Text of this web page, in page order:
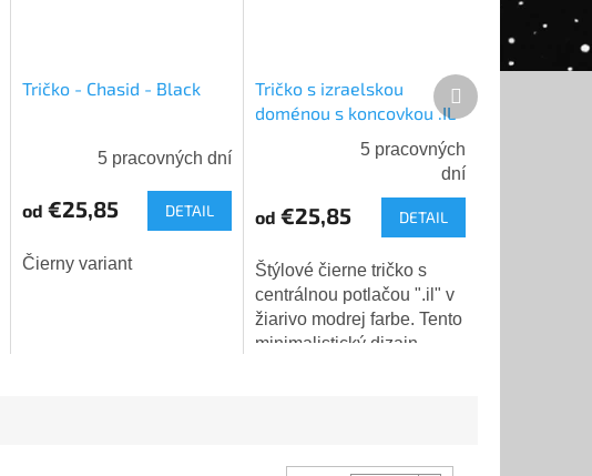
Tričko - Chasid - Black
5 pracovných dní
od €25,85 DETAIL
Čierny variant
Tričko s izraelskou
doménou s koncovkou .IL
produktu
5,0
z
5
hviezdičiek.
5 pracovných
dní
od €25,85 DETAIL
Štýlové čierne tričko s
centrálnou potlačou ".il" v
žiarivo modrej farbe. Tento
minimalistický dizajn
Ďalší
produkt